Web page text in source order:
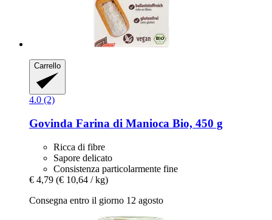
Carrello
4.0 (2)
Govinda Farina di Manioca Bio, 450 g
Ricca di fibre
Sapore delicato
Consistenza particolarmente fine
€ 4,79 (€ 10,64 / kg)
Consegna entro il giorno 12 agosto